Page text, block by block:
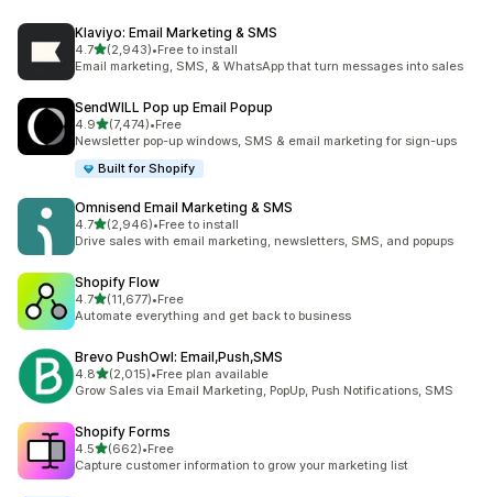
Klaviyo: Email Marketing & SMS
4.7滿分 5 顆星
(2,943)
共有 2943 則評價
•Free to install
Email marketing, SMS, & WhatsApp that turn messages into sales
SendWILL Pop up Email Popup
4.9滿分 5 顆星
(7,474)
共有 7474 則評價
•Free
Newsletter pop-up windows, SMS & email marketing for sign-ups
Built for Shopify
Omnisend Email Marketing & SMS
4.7滿分 5 顆星
(2,946)
共有 2946 則評價
•Free to install
Drive sales with email marketing, newsletters, SMS, and popups
Shopify Flow
4.7滿分 5 顆星
(11,677)
共有 11677 則評價
•Free
Automate everything and get back to business
Brevo PushOwl: Email,Push,SMS
4.8滿分 5 顆星
(2,015)
共有 2015 則評價
•Free plan available
Grow Sales via Email Marketing, PopUp, Push Notifications, SMS
Shopify Forms
4.5滿分 5 顆星
(662)
共有 662 則評價
•Free
Capture customer information to grow your marketing list